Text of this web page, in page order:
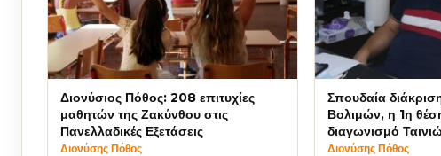
Διονύσιος Πόθος: 208 επιτυχίες
μαθητών της Ζακύνθου στις
Πανελλαδικές Εξετάσεις
Διονύσης Πόθος
Σπουδαία
Βολιμών, η 1η
διαγωνισμό
Διονύσης Πόθος